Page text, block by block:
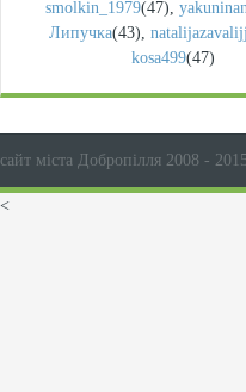
smolkin_1979(47),
Липучка(43), natalijazavalijj
kosa499(47)
сайт міста Добропілля 2008 - 2015
<